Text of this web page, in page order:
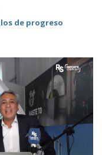
de progreso